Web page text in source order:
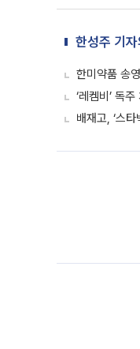
한성주 기
한미약품 송
‘레켐비’ 독
배재고, ‘스